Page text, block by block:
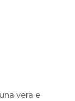
vera e